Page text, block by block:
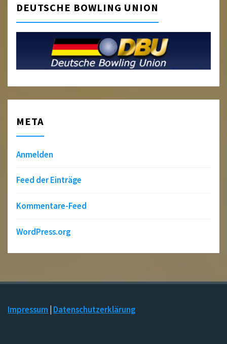
DEUTSCHE BOWLING UNION
META
Anmelden
Feed der Einträge
Kommentare-Feed
WordPress.org
Impressum | Datenschutzerklärung